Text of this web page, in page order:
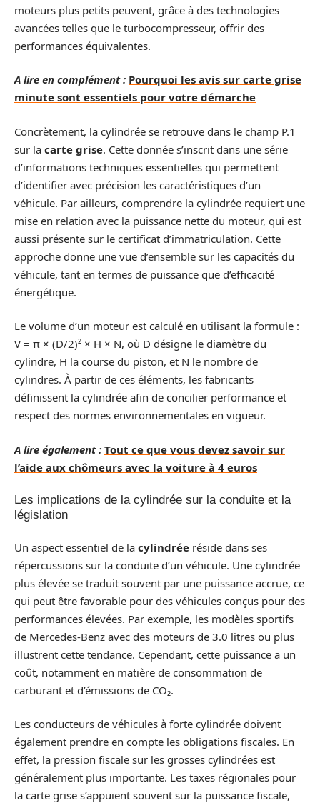
moteurs plus petits peuvent, grâce à des technologies
avancées telles que le turbocompresseur, offrir des
performances équivalentes.
A lire en complément : Pourquoi les avis sur carte grise
minute sont essentiels pour votre démarche
Concrètement, la cylindrée se retrouve dans le champ P.1
sur la carte grise. Cette donnée s’inscrit dans une série
d’informations techniques essentielles qui permettent
d’identifier avec précision les caractéristiques d’un
véhicule. Par ailleurs, comprendre la cylindrée requiert une
mise en relation avec la puissance nette du moteur, qui est
aussi présente sur le certificat d’immatriculation. Cette
approche donne une vue d’ensemble sur les capacités du
véhicule, tant en termes de puissance que d’efficacité
énergétique.
Le volume d’un moteur est calculé en utilisant la formule :
V = π × (D/2)² × H × N, où D désigne le diamètre du
cylindre, H la course du piston, et N le nombre de
cylindres. À partir de ces éléments, les fabricants
définissent la cylindrée afin de concilier performance et
respect des normes environnementales en vigueur.
A lire également : Tout ce que vous devez savoir sur
l’aide aux chômeurs avec la voiture à 4 euros
Les implications de la cylindrée sur la conduite et la
législation
Un aspect essentiel de la cylindrée réside dans ses
répercussions sur la conduite d’un véhicule. Une cylindrée
plus élevée se traduit souvent par une puissance accrue, ce
qui peut être favorable pour des véhicules conçus pour des
performances élevées. Par exemple, les modèles sportifs
de Mercedes-Benz avec des moteurs de 3.0 litres ou plus
illustrent cette tendance. Cependant, cette puissance a un
coût, notamment en matière de consommation de
carburant et d’émissions de CO₂.
Les conducteurs de véhicules à forte cylindrée doivent
également prendre en compte les obligations fiscales. En
effet, la pression fiscale sur les grosses cylindrées est
généralement plus importante. Les taxes régionales pour
la carte grise s’appuient souvent sur la puissance fiscale,